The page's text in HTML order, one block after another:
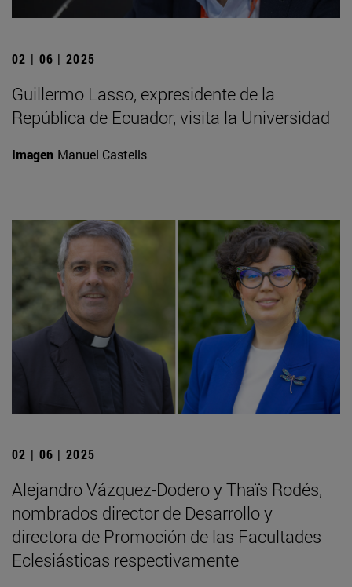
02 | 06 | 2025
Guillermo Lasso, expresidente de la
República de Ecuador, visita la Universidad
Imagen Manuel Castells
02 | 06 | 2025
Alejandro Vázquez-Dodero y Thaïs Rodés,
nombrados director de Desarrollo y
directora de Promoción de las Facultades
Eclesiásticas respectivamente